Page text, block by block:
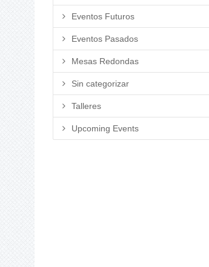
Eventos Futuros
Eventos Pasados
Mesas Redondas
Sin categorizar
Talleres
Upcoming Events